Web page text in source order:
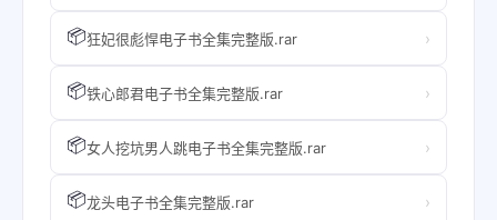
📦狂妃很彪悍电子书全集完整版.rar ›
📦铁心郎君电子书全集完整版.rar ›
📦女人挖坑男人跳电子书全集完整版.rar ›
📦龙头电子书全集完整版.rar ›